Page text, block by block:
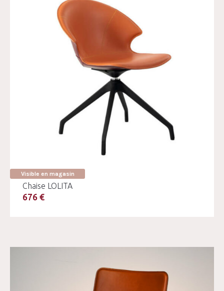
Visible en magasin
Chaise LOLITA
676 €